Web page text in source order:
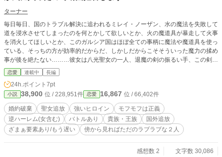
ターナー
毎日毎日、国のトラブル解決に追われるミレイ・ノーザン、水の魔法を失敗して
道を浸水させてしまったのを何とかして欲しいとか、火の魔道具が暴走して火事
を消火してほしいとか、このガルシア国はほぼ全ての事柄に魔法や魔道具を使っ
ている、そっちの方が効率的だからだ、しかしだからこそそういった魔力の揉め
事が後を絶たない………彼女は八光聖女の一人、退魔の剣の振るい手、この剣は
あらゆる魔力を吸収し、霧散させる、………なので義妹達にあらゆる国の魔力ト
ラブル処理を任せられていた、ある日、彼女は八光聖女をクビにされ、さらに婚
約者も取られ、トドメに国外追放………あてもなく彷徨う、ひょんなことからハ
ルバートという男に助けられ、何でも屋『ブレーメンズ』に所属、舞い込む依
頼、忙しくもやり甲斐のある日々………一方、義妹達はガルシア国の魔力トラブ
ルを処理が上手く出来ず、今更私を連れ戻そうとするが、はいそうですかと聞く
わけがない。
恋愛 連載中 長編
24h.ポイント 7pt
小説 38,900 位 / 228,951件 恋愛 16,867 位 / 66,402件
婚約破棄 聖女追放 強いヒロイン
モフモフは正義
逆ハーレム(女含む)
バトルあり 貴族・王族
国外追放
ざまぁ要素あり/もう遅い
傍から見ればただのラブラブな２人
感想数 2
文字数 30,086